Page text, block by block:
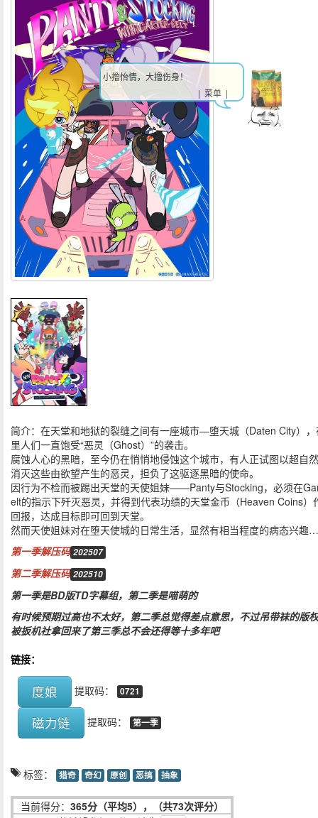
简介：在天堂和地狱的裂缝之间有一座城市—堕天城（Daten City）
里人们一直饱受“恶灵（Ghost）”的袭击。
腐蚀人心的黑暗，至今仍在悄悄地侵蚀这个城市，有人正试图以超自
消灭这些由欲望产生的恶灵，担负了这驱逐黑暗的使命。
因行为不检而被踢出天堂的天使姐妹——Panty与Stocking，必须在
elt的指示下歼灭恶灵，并得到代表功绩的天堂金币（Heaven Coins）
回报，达成目标即可回到天堂。
然而天使姐妹对在堕天使城的日常生活，显然有相当程度的病态兴
第一季解压码 202507
第二季解压码 202510
第一季是BD版TD字幕组，第二季是喵萌的
有时候预期过高也不太好，第二季总觉得差点意思，不过吊带袜的版
被扳机社拿回来了第三季总不会还得等十多年吧
链接：
度娘 提取码： 0721
磁力链 提取码： 第一季
标签： 猎奇 奇幻 原创 恶搞 抽象
当前得分： 365分（平均5），（共73次评分）
小撸怡情，大撸伤身！
| 菜单 |